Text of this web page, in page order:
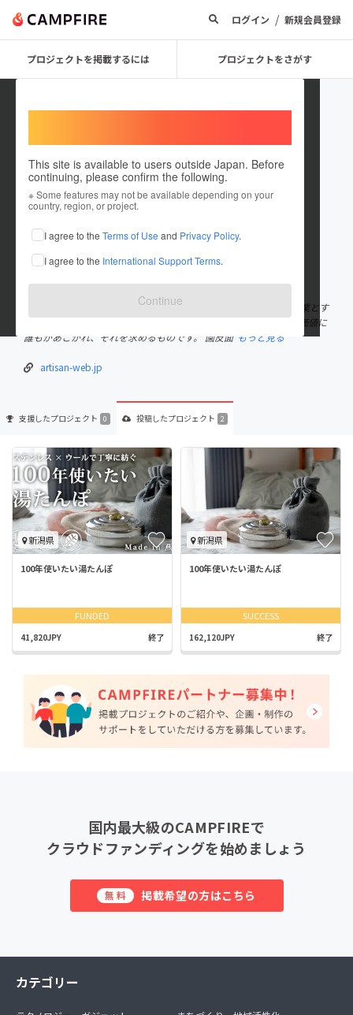
ログイン / 新規会員登録
プロジェクトを掲載するには プロジェクトをさがす
This site is available to users outside Japan. Before
continuing, please confirm the following.
※ Some features may not be available depending on your
country, region, or project.
I agree to the Terms of Use and Privacy Policy.
I agree to the International Support Terms.
Continue
nagasawa3729
これまでに2件のプロジェクトを投稿しています
在住国：日本 現在地：新潟県
出身国：日本 出身地：新潟県
株式会社アルチザン 代表取締役 新潟県燕市は金属加工を地場産業とす
る地域として全国に知られています。 時を越えて変わる事のない価値に
誰もがあこがれ、それを求めるものです。 園反面 もっと見る
artisan-web.jp
支援したプロジェクト 0 投稿したプロジェクト 2
新潟県
100年使いたい湯たんぽ
FUNDED
41,820JPY 終了
新潟県
100年使いたい湯たんぽ
SUCCESS
162,120JPY 終了
国内最大級のCAMPFIREで
クラウドファンディングを始めましょう
無料 掲載希望の方はこちら
カテゴリー